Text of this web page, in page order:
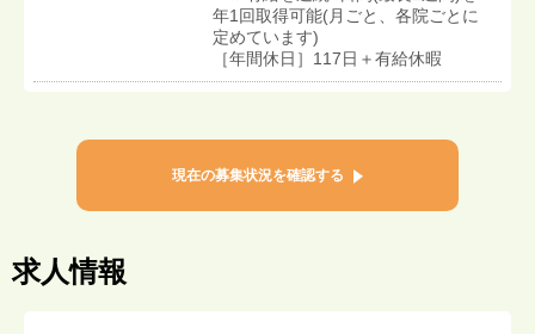
年1回取得可能(月ごと、各院ごとに
定めています)
［年間休日］117日＋有給休暇
現在の募集状況を確認する
求人情報